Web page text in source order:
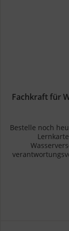
Fachkraft für
Bestelle noch